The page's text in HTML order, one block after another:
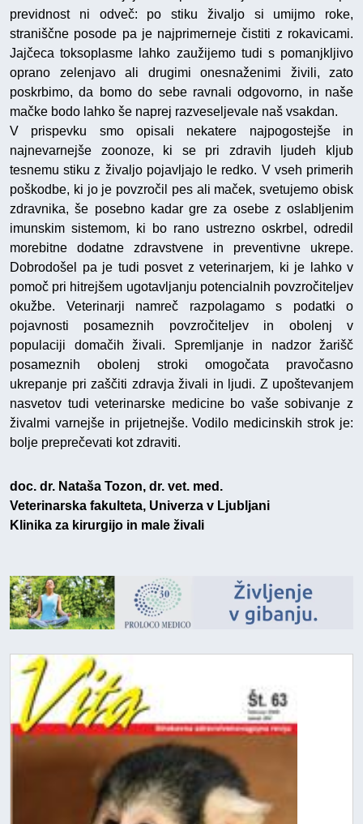
previdnost ni odveč: po stiku živaljo si umijmo roke,
straniščne posode pa je najprimerneje čistiti z rokavicami.
Jajčeca toksoplasme lahko zaužijemo tudi s pomanjkljivo
oprano zelenjavo ali drugimi onesnaženimi živili, zato
poskrbimo, da bomo do sebe ravnali odgovorno, in naše
mačke bodo lahko še naprej razveseljevale naš vsakdan.
V prispevku smo opisali nekatere najpogostejše in
najnevarnejše zoonoze, ki se pri zdravih ljudeh kljub
tesnemu stiku z živaljo pojavljajo le redko. V vseh primerih
poškodbe, ki jo je povzročil pes ali maček, svetujemo obisk
zdravnika, še posebno kadar gre za osebe z oslabljenim
imunskim sistemom, ki bo rano ustrezno oskrbel, odredil
morebitne dodatne zdravstvene in preventivne ukrepe.
Dobrodošel pa je tudi posvet z veterinarjem, ki je lahko v
pomoč pri hitrejšem ugotavljanju potencialnih povzročiteljev
okužbe. Veterinarji namreč razpolagamo s podatki o
pojavnosti posameznih povzročiteljev in obolenj v
populaciji domačih živali. Spremljanje in nadzor žarišč
posameznih obolenj stroki omogočata pravočasno
ukrepanje pri zaščiti zdravja živali in ljudi. Z upoštevanjem
nasvetov tudi veterinarske medicine bo vaše sobivanje z
živalmi varnejše in prijetnejše. Vodilo medicinskih strok je:
bolje preprečevati kot zdraviti.
doc. dr. Nataša Tozon, dr. vet. med.
Veterinarska fakulteta, Univerza v Ljubljani
Klinika za kirurgijo in male živali